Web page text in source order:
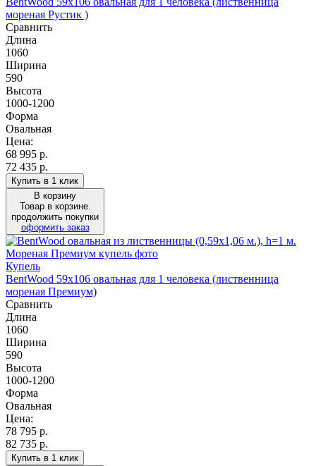
мореная Рустик )
Сравнить
Длина
1060
Ширина
590
Высота
1000-1200
Форма
Овальная
Цена:
68 995 р.
72 435 р.
Купить в 1 клик
В корзину
Товар в корзине.
продолжить покупки
оформить заказ
Купель
BentWood 59х106 овальная для 1 человека (лиственница
мореная Премиум)
Сравнить
Длина
1060
Ширина
590
Высота
1000-1200
Форма
Овальная
Цена:
78 795 р.
82 735 р.
Купить в 1 клик